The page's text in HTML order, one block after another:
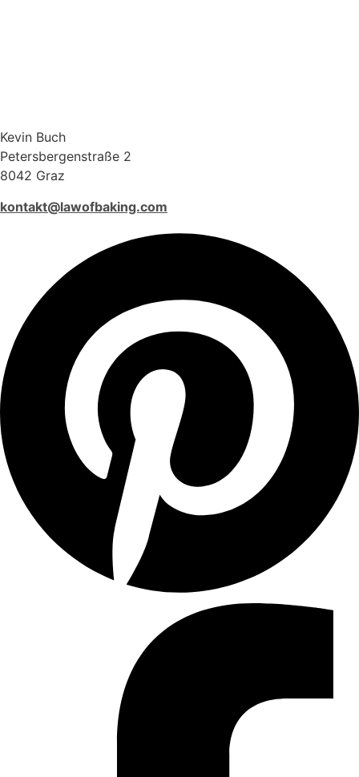
Kevin Buch
Petersbergenstraße 2
8042 Graz
kontakt@lawofbaking.com